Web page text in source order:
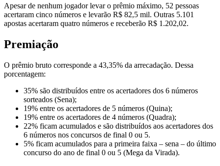
Apesar de nenhum jogador levar o prêmio máximo, 52 pessoas
acertaram cinco números e levarão R$ 82,5 mil. Outras 5.101
apostas acertaram quatro números e receberão R$ 1.202,02.
Premiação
O prêmio bruto corresponde a 43,35% da arrecadação. Dessa
porcentagem:
35% são distribuídos entre os acertadores dos 6 números
sorteados (Sena);
19% entre os acertadores de 5 números (Quina);
19% entre os acertadores de 4 números (Quadra);
22% ficam acumulados e são distribuídos aos acertadores dos
6 números nos concursos de final 0 ou 5.
5% ficam acumulados para a primeira faixa – sena – do último
concurso do ano de final 0 ou 5 (Mega da Virada).